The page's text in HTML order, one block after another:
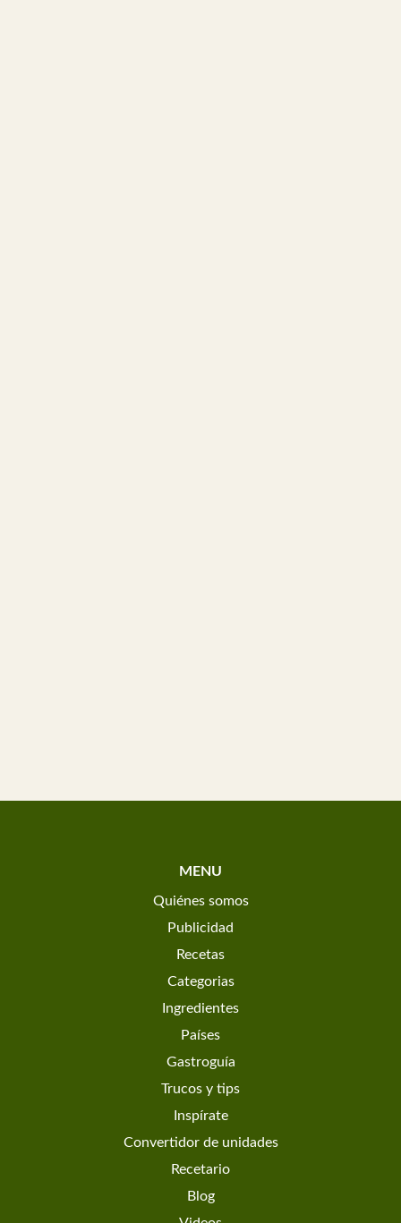
MENU
Quiénes somos
Publicidad
Recetas
Categorias
Ingredientes
Países
Gastroguía
Trucos y tips
Inspírate
Convertidor de unidades
Recetario
Blog